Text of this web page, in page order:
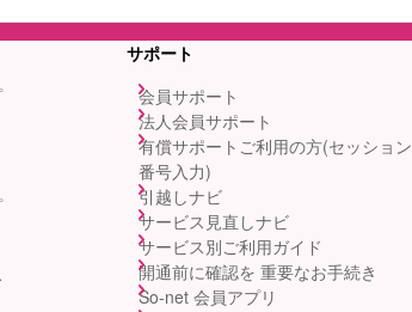
サポート
会員サポート
法人会員サポート
有償サポートご利用の方(セッション
番号入力)
引越しナビ
サービス見直しナビ
サービス別ご利用ガイド
開通前に確認を 重要なお手続き
So-net 会員アプリ